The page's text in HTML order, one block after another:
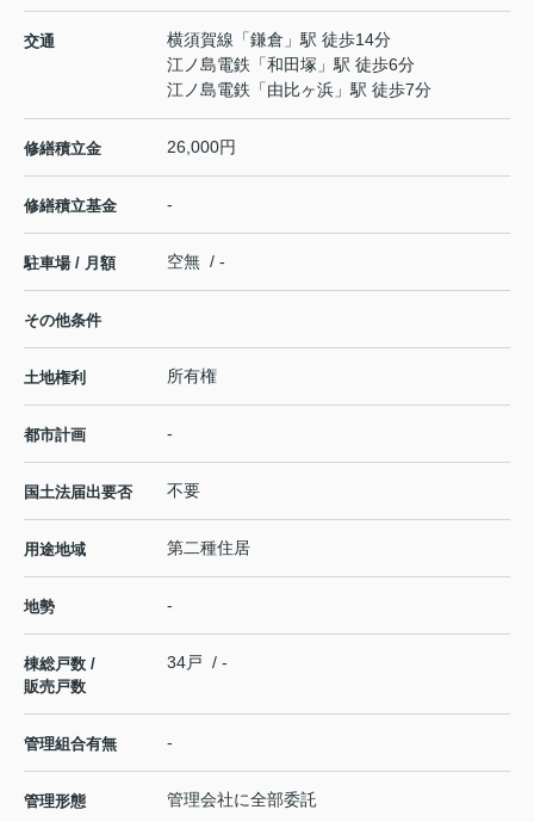
交通 横須賀線 「鎌倉 」駅 徒歩14分
江ノ島電鉄 「和田塚 」駅 徒歩6分
江ノ島電鉄 「由比ヶ浜 」駅 徒歩7分
修繕積立金 26,000円
修繕積立基金 -
駐車場 / 月額 空無 / -
その他条件
土地権利 所有権
都市計画 -
国土法届出要否 不要
用途地域 第二種住居
地勢 -
棟総戸数 /
販売戸数
34戸 / -
管理組合有無 -
管理形態 管理会社に全部委託